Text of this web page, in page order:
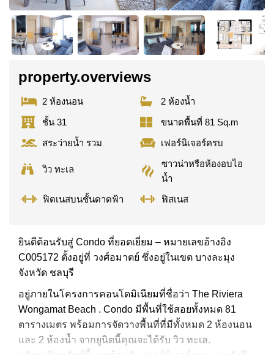
property.overviews
2 ห้องนอน
2 ห้องน้ำ
ชั้น 31
ขนาดพื้นที่ 81 Sq.m
สระว่ายน้ำ รวม
เฟอร์นิเจอร์ครบ
วิว ทะเล
ซาวน่าหรือห้องอบไอ
น้ำ
ฟิตเนสบนชั้นดาดฟ้า
ฟิสเนส
ยินดีต้อนรับสู่ Condo ที่ยอดเยี่ยม – หมายเลขอ้างอิง
C005172 ตั้งอยู่ที่ วงศ์อมาตย์ ซึ่งอยู่ในเขต บางละมุง
จังหวัด ชลบุรี
อยู่ภายในโครงการคอนโดมิเนียมที่ชื่อว่า The Riviera
Wongamat Beach . Condo มีพื้นที่ใช้สอยทั้งหมด 81
ตารางเมตร พร้อมการจัดวางพื้นที่ที่มีทั้งหมด 2 ห้องนอน
และ 2 ห้องน้ำ จากยูนิตนี้คุณจะได้รับ วิว ทะเล.
อสังหาริมทรัพย์นี้มาพร้อมกับ เฟอร์นิเจอร์ครบ และยังมี